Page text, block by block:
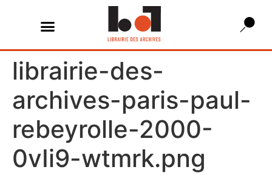
librairie-des-
archives-paris-paul-
rebeyrolle-2000-
0vIi9-wtmrk.png